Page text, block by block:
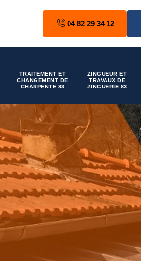
04 82 29 34 12
TRAITEMENT ET
CHANGEMENT DE
CHARPENTE 83
ZINGUEUR ET
TRAVAUX DE
ZINGUERIE 83